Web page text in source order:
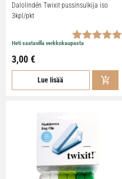
Dalolindén Twixit pussinsulkija iso
3kpl/pkt
Arvio
1
asiakkaan
arvotukseen.
Heti saatavilla verkkokaupasta
3,00 €
Lue lisää